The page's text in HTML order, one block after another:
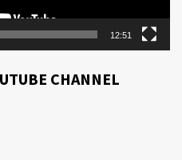
12:51
CHANNEL